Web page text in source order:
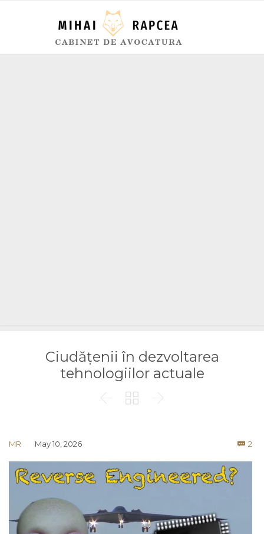
Ciudățenii în dezvoltarea
tehnologiilor actuale
  
MR May 10, 2026  2